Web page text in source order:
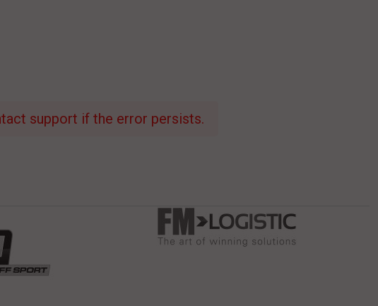
support if the error persists.